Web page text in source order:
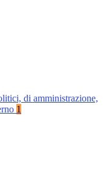
di amministrazione,
1